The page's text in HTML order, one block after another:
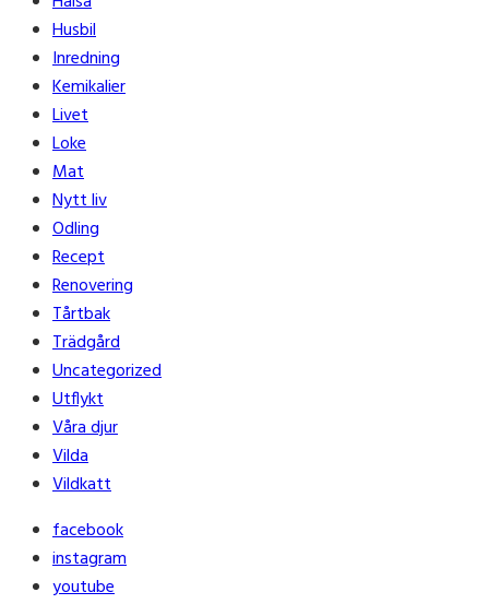
Husbil
Inredning
Kemikalier
Livet
Loke
Mat
Nytt liv
Odling
Recept
Renovering
Tårtbak
Trädgård
Uncategorized
Utflykt
Våra djur
Vilda
Vildkatt
facebook
instagram
youtube